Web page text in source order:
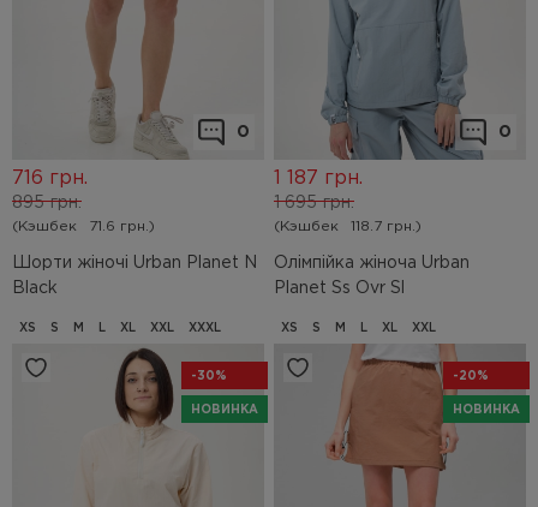
0
Шорти жіночі Urban Planet N
Black
895 грн.
716 грн.
(Кэшбек 71.6 грн.)
XS S M L XL XXL XXXL
0
Олімпійка жіноча Urban
Planet Ss Ovr Sl
1 695 грн.
1 187 грн.
(Кэшбек 118.7 грн.)
XS S M L XL XXL
-30%
НОВИНКА
-20%
НОВИНКА